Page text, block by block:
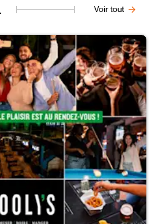
Voir tout